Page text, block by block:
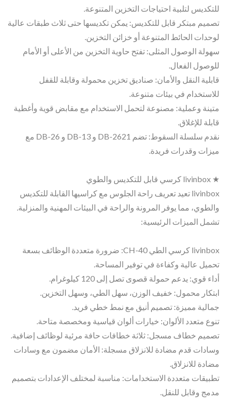
للتكديس لتلبية احتياجات التخزين المتنوعة.
تصميم مبتكر قابل للتكديس: يمكن تكديسها حتى ثلاث طبقات عالية
لوحدات الحائط المتنوعة أو خزائن التخزين.
سهولة الوصول المثلى: تفتح حاوية التخزين من الأعلى أو الأمام
للوصول الفعال.
قابلية النقل والأمان: صناديق تخزين محمولة وقابلة للقفل
للاستخدام في بيئات متنوعة.
متينة وعملية: مصنوعة لتحمل الاستخدام مع مقابض قوية وأغطية
قابلة للإغلاق.
نقدم سلسلة السقوط: تضم DB-2621 و DB-13 و DB-26 مع
ميزات وقدرات فريدة.
★ livinbox كرسي قابل للتكديس والطوي
livinbox تعيد تعريف راحة الجلوس مع كراسيها القابلة للتكديس
والطوي، مما يوفر المرونة والراحة في البيئات المهنية والمنزلية.
تشمل الميزات الرئيسية:
livinbox كرسي الطي CH-40: ضرورة متعددة الوظائف بسعة
تحميل عالية وكفاءة في توفير المساحة.
أداء قوي: يدعم حمولة قصوى تصل إلى 120 كيلوغرام.
ابتكار محمول: خفيف الوزن، سهل الطي، وسهل التخزين.
جمالية مميزة: تصميم أنيق مع نمط خطي فريد.
تنوع متعدد الألوان: خيارات ألوان قياسية ومخصصة متاحة.
تصميم خطاف مسجل: ثلاثة خطافات حافة مرئية لوظائف إضافية.
وسادات قدم مضادة للانزلاق مسجلة: الأمان مضمون مع وسادات
مضادة للانزلاق.
تطبيقات متعددة الاستخدامات: مناسبة لمختلف الإعدادات بتصميم
مدمج وقابل للنقل.